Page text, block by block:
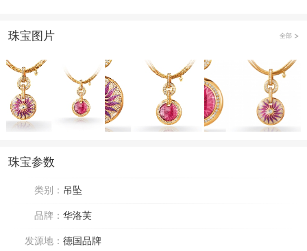
珠宝图片 全部
珠宝参数
类别： 吊坠
品牌： 华洛芙
发源地： 德国品牌